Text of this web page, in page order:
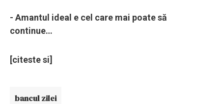
- Amantul ideal e cel care mai poate să
continue…
[citeste si]
bancul zilei